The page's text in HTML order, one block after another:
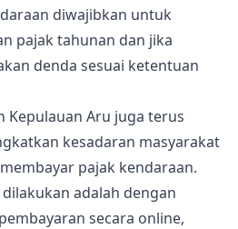
diwajibkan untuk
pajak tahunan dan jika
denda sesuai ketentuan
Kepulauan Aru juga terus
kesadaran masyarakat
pajak kendaraan.
adalah dengan
secara online,